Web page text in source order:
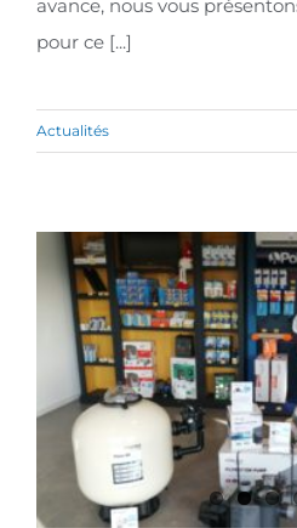
avance, nous vous
pour ce [...]
Actualités